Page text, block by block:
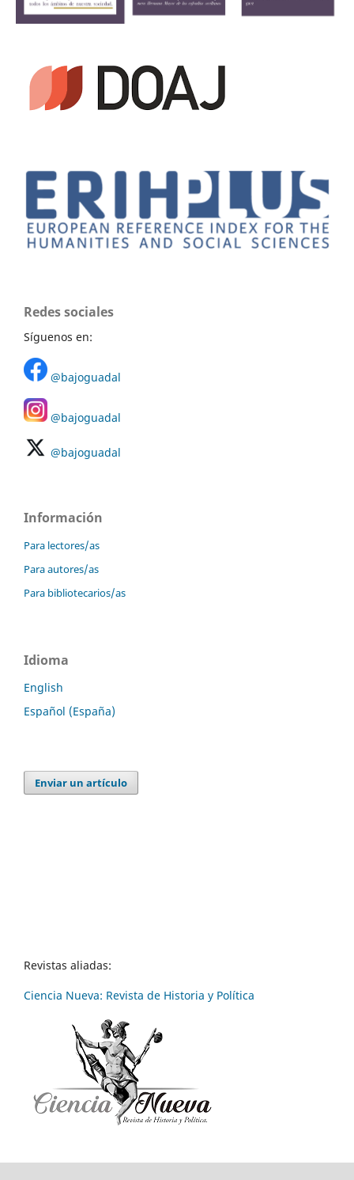
Redes sociales
Síguenos en:
@bajoguadal
@bajoguadal
@bajoguadal
Información
Para lectores/as
Para autores/as
Para bibliotecarios/as
Idioma
English
Español (España)
Enviar un artículo
Revistas aliadas:
Ciencia Nueva: Revista de Historia y Política